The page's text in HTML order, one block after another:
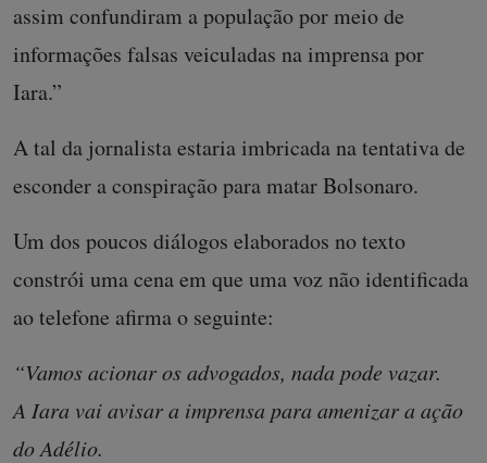
assim confundiram a população por meio de
informações falsas veiculadas na imprensa por
Iara.”
A tal da jornalista estaria imbricada na tentativa de
esconder a conspiração para matar Bolsonaro.
Um dos poucos diálogos elaborados no texto
constrói uma cena em que uma voz não identificada
ao telefone afirma o seguinte:
“Vamos acionar os advogados, nada pode vazar.
A Iara vai avisar a imprensa para amenizar a ação
do Adélio.